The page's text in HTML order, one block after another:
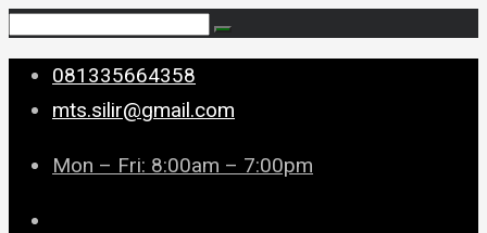
081335664358
mts.silir@gmail.com
Mon – Fri: 8:00am – 7:00pm